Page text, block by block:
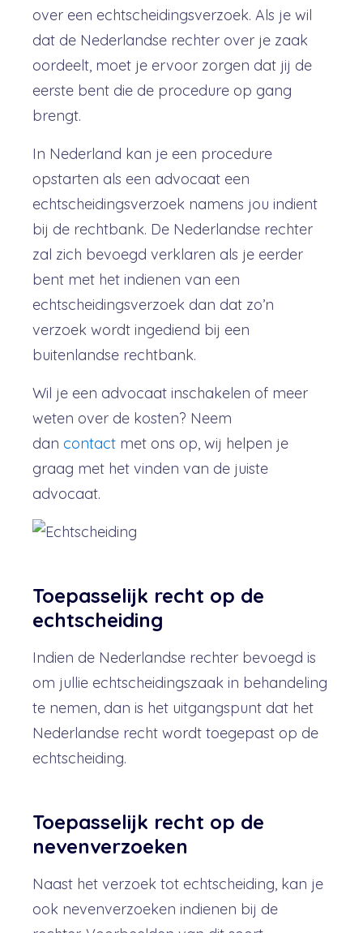
over een echtscheidingsverzoek. Als je wil
dat de Nederlandse rechter over je zaak
oordeelt, moet je ervoor zorgen dat jij de
eerste bent die de procedure op gang
brengt.
In Nederland kan je een procedure
opstarten als een advocaat een
echtscheidingsverzoek namens jou indient
bij de rechtbank. De Nederlandse rechter
zal zich bevoegd verklaren als je eerder
bent met het indienen van een
echtscheidingsverzoek dan dat zo’n
verzoek wordt ingediend bij een
buitenlandse rechtbank.
Wil je een advocaat inschakelen of meer
weten over de kosten? Neem
dan contact met ons op, wij helpen je
graag met het vinden van de juiste
advocaat.
Toepasselijk recht op de
echtscheiding
Indien de Nederlandse rechter bevoegd is
om jullie echtscheidingszaak in behandeling
te nemen, dan is het uitgangspunt dat het
Nederlandse recht wordt toegepast op de
echtscheiding.
Toepasselijk recht op de
nevenverzoeken
Naast het verzoek tot echtscheiding, kan je
ook nevenverzoeken indienen bij de